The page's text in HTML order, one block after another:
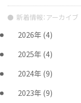
新着情報：アーカイブ
2026年(4)
2025年(4)
2024年(9)
2023年(9)